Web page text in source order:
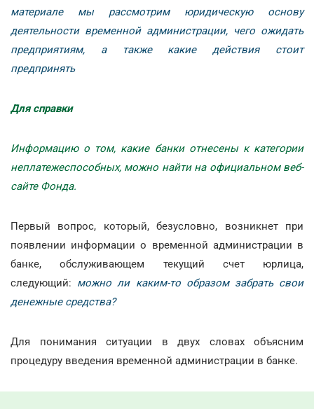
материале мы рассмотрим юридическую основу
деятельности временной администрации, чего ожидать
предприятиям, а также какие действия стоит
предпринять
Для справки
Информацию о том, какие банки отнесены к категории
неплатежеспособных, можно найти на официальном веб-
сайте Фонда.
Первый вопрос, который, безусловно, возникнет при
появлении информации о временной администрации в
банке, обслуживающем текущий счет юрлица,
следующий: можно ли каким-то образом забрать свои
денежные средства?
Для понимания ситуации в двух словах объясним
процедуру введения временной администрации в банке.